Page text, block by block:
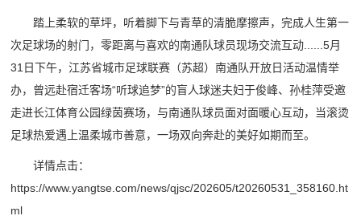
踏上柔软的草坪，听着脚下与青草的清脆摩擦声，完成人生第一
次足球场的射门，零距离与喜欢的南通队球员现场交流互动......5月
31日下午，江苏省城市足球联赛（苏超）南通队开放日活动温情举
办，曾远赴宿迁客场“听球追梦”的盲人球迷夫妇于俊峰、孙桂萍受邀
走进长江体育公园绿茵赛场，与南通队球员面对面暖心互动，当滚烫
足球热爱遇上温柔城市善意，一场双向奔赴的美好如期而至。
详情点击：
https://www.yangtse.com/news/qjsc/202605/t20260531_358160.ht
ml